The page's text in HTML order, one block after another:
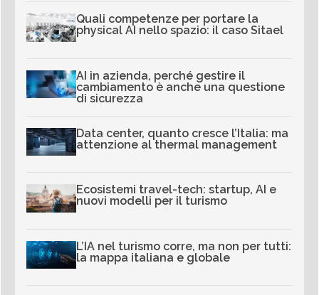
Quali competenze per portare la
physical AI nello spazio: il caso Sitael
AI in azienda, perché gestire il
cambiamento è anche una questione
di sicurezza
Data center, quanto cresce l’Italia: ma
attenzione al thermal management
Ecosistemi travel-tech: startup, AI e
nuovi modelli per il turismo
L’IA nel turismo corre, ma non per tutti:
la mappa italiana e globale